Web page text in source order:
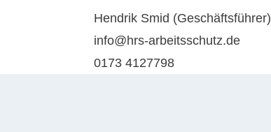
Hendrik Smid (Geschäftsführer)
info@hrs-arbeitsschutz.de
0173 4127798